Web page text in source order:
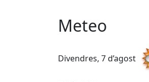
Meteo
Divendres, 7 d’agost